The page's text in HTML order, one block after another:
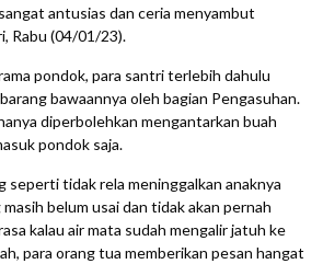
antusias dan ceria menyambut
Rabu (04/01/23).
pondok, para santri terlebih dahulu
bawaannya oleh bagian Pengasuhan.
diperbolehkan mengantarkan buah
pondok saja.
seperti tidak rela meninggalkan anaknya
belum usai dan tidak akan pernah
kalau air mata sudah mengalir jatuh ke
para orang tua memberikan pesan hangat